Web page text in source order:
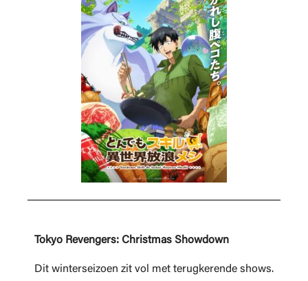
Tokyo Revengers: Christmas Showdown
Dit winterseizoen zit vol met terugkerende shows.